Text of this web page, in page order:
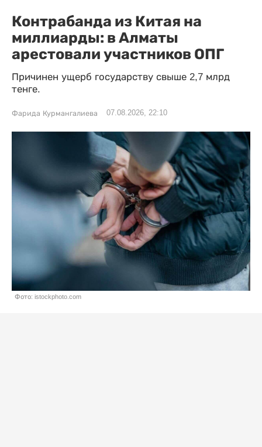
Контрабанда из Китая на
миллиарды: в Алматы
арестовали участников ОПГ
Причинен ущерб государству свыше 2,7 млрд
тенге.
Фарида Курмангалиева 07.08.2026, 22:10
Фото: istockphoto.com